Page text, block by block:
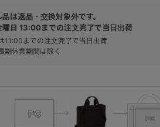
品は返品・交換対象外です。
曜日 13:00までの注文完了で当日出荷
11:00までの注文完了で当日出荷
期休業期間は除く